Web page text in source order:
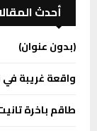
أحدث
(بدون عنوان)
واقعة غريبة في
طاقم باخرة